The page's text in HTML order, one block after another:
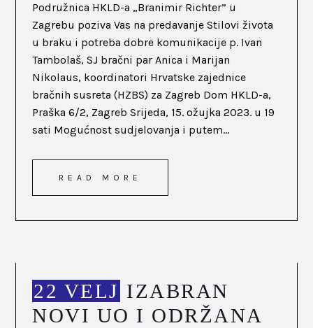
Podružnica HKLD-a „Branimir Richter” u
Zagrebu poziva Vas na predavanje Stilovi života
u braku i potreba dobre komunikacije p. Ivan
Tambolaš, SJ bračni par Anica i Marijan
Nikolaus, koordinatori Hrvatske zajednice
bračnih susreta (HZBS) za Zagreb Dom HKLD-a,
Praška 6/2, Zagreb Srijeda, 15. ožujka 2023. u 19
sati Mogućnost sudjelovanja i putem...
READ MORE
22 VELJ IZABRAN
NOVI UO I ODRŽANA